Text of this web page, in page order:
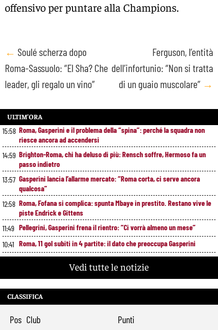
offensivo per puntare alla Champions.
Post
navigation
← Soulé scherza dopo
Roma-Sassuolo: “El Sha? Che
leader, gli regalo un vino”
Ferguson, l’entità
dell’infortunio: “Non si tratta
di un guaio muscolare” →
ULTIM’ORA
15:58 Roma, Gasperini e il problema della “spina”: perché la squadra non
riesce ancora ad accendersi
14:59 Brighton-Roma, chi ha deluso di più: Rensch soffre, Hermoso fa un
passo indietro
13:57 Gasperini lancia l’allarme mercato: “Roma corta, ci serve ancora
qualcosa”
12:58 Roma, Fofana si complica: spunta Mbaye in prestito. Restano vive le
piste Endrick e Gittens
11:49 Pellegrini, Gasperini frena il rientro: “Ci vorrà almeno un mese”
10:41 Roma, 11 gol subiti in 4 partite: il dato che preoccupa Gasperini
messaggio sul mercatoVedi tutte le notizie
CLASSIFICA
Pos Club Punti